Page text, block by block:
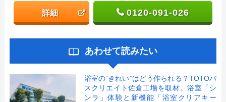
詳細 0120-091-026
あわせて読みたい
浴室の”きれい”はどう作られる？TOTOバ
スクリエイト佐倉工場を取材。浴室「シ
ンラ」体験と新機能「浴室クリアキー